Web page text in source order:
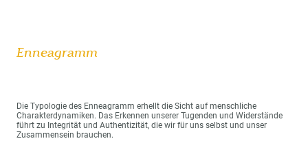
Enneagramm
Die Typologie des Enneagramm erhellt die Sicht auf menschliche
Charakterdynamiken. Das Erkennen unserer Tugenden und Widerstände
führt zu Integrität und Authentizität, die wir für uns selbst und unser
Zusammensein brauchen.